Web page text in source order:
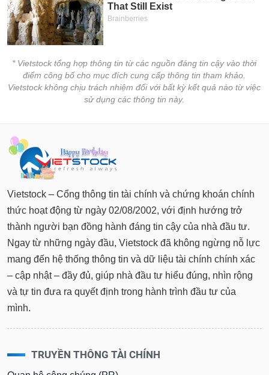
* Vietstock tổng hợp thông tin từ các nguồn đáng tin cậy vào thời
điểm công bố cho mục đích cung cấp thông tin tham khảo.
Vietstock không chịu trách nhiệm đối với bất kỳ kết quả nào từ việc
sử dụng các thông tin này.
Vietstock – Cổng thông tin tài chính và chứng khoán chính
thức hoạt động từ ngày 02/08/2002, với định hướng trở
thành người bạn đồng hành đáng tin cậy của nhà đầu tư.
Ngay từ những ngày đầu, Vietstock đã không ngừng nỗ lực
mang đến hệ thống thông tin và dữ liệu tài chính chính xác
– cập nhật – đầy đủ, giúp nhà đầu tư hiểu đúng, nhìn rộng
và tự tin đưa ra quyết định trong hành trình đầu tư của
mình.
TRUYỀN THÔNG TÀI CHÍNH